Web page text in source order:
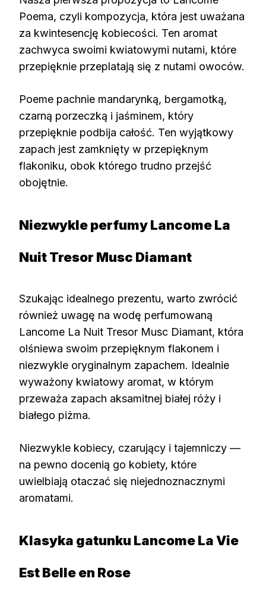
Poema, czyli kompozycja, która jest uważana
za kwintesencję kobiecości. Ten aromat
zachwyca swoimi kwiatowymi nutami, które
przepięknie przeplatają się z nutami owoców.
Poeme pachnie mandarynką, bergamotką,
czarną porzeczką i jaśminem, który
przepięknie podbija całość. Ten wyjątkowy
zapach jest zamknięty w przepięknym
flakoniku, obok którego trudno przejść
obojętnie.
Niezwykle perfumy Lancome La
Nuit Tresor Musc Diamant
Szukając idealnego prezentu, warto zwrócić
również uwagę na wodę perfumowaną
Lancome La Nuit Tresor Musc Diamant, która
olśniewa swoim przepięknym flakonem i
niezwykle oryginalnym zapachem. Idealnie
wyważony kwiatowy aromat, w którym
przeważa zapach aksamitnej białej róży i
białego piżma.
Niezwykle kobiecy, czarujący i tajemniczy —
na pewno docenią go kobiety, które
uwielbiają otaczać się niejednoznacznymi
aromatami.
Klasyka gatunku Lancome La Vie
Est Belle en Rose